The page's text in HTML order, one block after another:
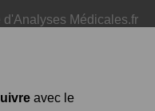
d'Analyses Médicales.fr
avec le